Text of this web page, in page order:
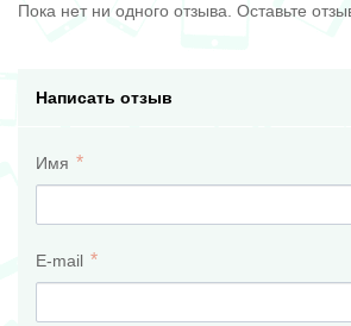
Пока нет ни одного отзыва. Оставьте
Написать отзыв
Имя
E-mail